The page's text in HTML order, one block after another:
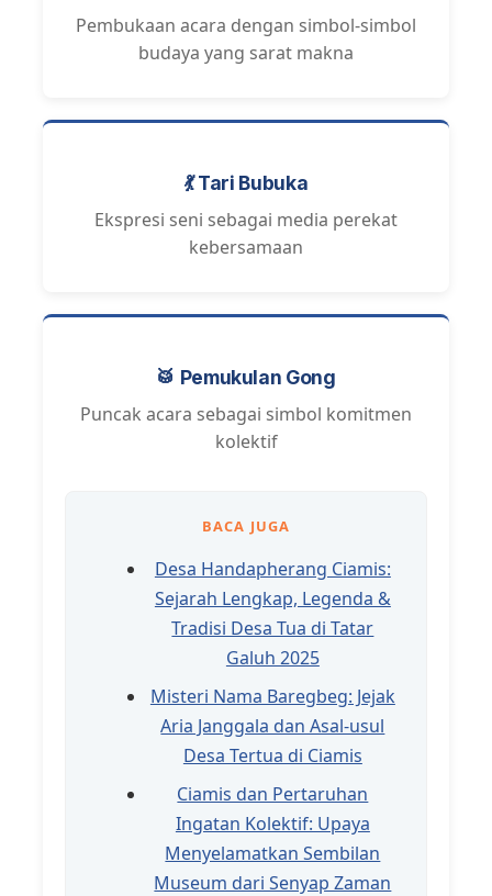
Pembukaan acara dengan simbol-simbol
budaya yang sarat makna
💃 Tari Bubuka
Ekspresi seni sebagai media perekat
kebersamaan
🥁 Pemukulan Gong
Puncak acara sebagai simbol komitmen
kolektif
BACA JUGA
Desa Handapherang Ciamis:
Sejarah Lengkap, Legenda &
Tradisi Desa Tua di Tatar
Galuh 2025
Misteri Nama Baregbeg: Jejak
Aria Janggala dan Asal-usul
Desa Tertua di Ciamis
Ciamis dan Pertaruhan
Ingatan Kolektif: Upaya
Menyelamatkan Sembilan
Museum dari Senyap Zaman